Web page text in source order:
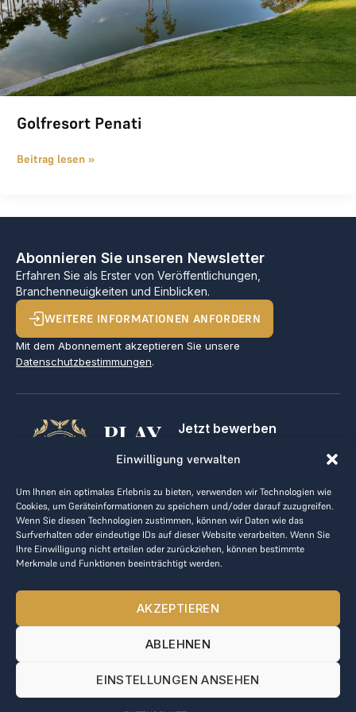
Einwilligung verwalten
Um Ihnen ein optimales Erlebnis zu bieten, verwenden wir Technologien wie
Cookies, um Geräteinformationen zu speichern und/oder darauf zuzugreifen.
Wenn Sie diesen Technologien zustimmen, können wir Daten wie das
Surfverhalten oder eindeutige IDs auf dieser Website verarbeiten. Wenn Sie
Ihre Einwilligung nicht erteilen oder zurückziehen, können bestimmte
Merkmale und Funktionen beeinträchtigt werden.
AKZEPTIEREN
ABLEHNEN
EINSTELLUNGEN ANSEHEN
Golfresort Penati
Beitrag lesen »
Abonnieren Sie unseren Newsletter
Erfahren Sie als Erster von Veröffentlichungen,
Branchenneuigkeiten und Einblicken.
WEITERE INFORMATIONEN ANFORDERN
Mit dem Abonnement akzeptieren Sie unsere
Datenschutzbestimmungen.
PLAY
GOLF,
MAKE
BUSINESS
Jetzt bewerben
Kontakt
AGB
Datenrichtlinie
kontakt@the-loge.com
Unser freundliches Team hilft Ihnen gerne weiter.
Mo-Fr von 8:00 bis 17:00 Uhr.
© 2025 The LOGE. Alle Rechte vorbehalten.